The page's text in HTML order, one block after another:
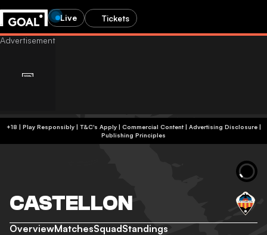
Live Tickets
+18 | Play Responsibly | T&C's Apply | Commercial Content| Advertising Disclosure|
Publishing Principles
CASTELLON
OverviewMatchesSquadStandings